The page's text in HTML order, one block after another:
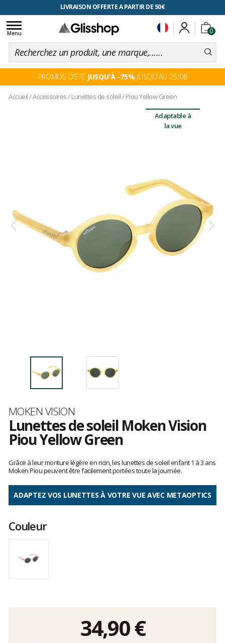
LIVRAISON OFFERTE A PARTIR DE 50€
RETOUR FACILITÉ, 100 jours pour changer d'avis
0
Toggle
navigation
Menu
PROMOS D'ÉTÉ JUSQU'À -75% JUSQU'AU 25/08
Accueil/Accessoires/Lunettes de soleil/Piou Yellow Green
Adaptable à
la vue
Marque
MOKEN VISION
Lunettes de soleil Moken Vision
Piou Yellow Green
avis
clients
Grâce à leur monture légère en ricin, les lunettes de soleil enfant 1 à 3 ans
Moken Piou peuvent être facilement portées toute la journée.
ADAPTEZ VOS LUNETTES À VOTRE VUE AVEC METAOPTICS
Couleur
34,90 €